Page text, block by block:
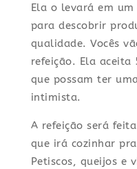
Ela o levará em
para descobrir
qualidade. Vocês
refeição. Ela aceita
que possam ter
intimista.
A refeição será
que irá cozinhar
Petiscos, queijos e